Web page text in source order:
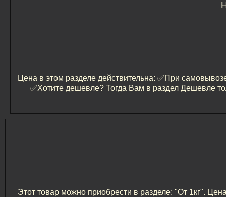
Цена в этом разделе действительна: ✅️При
✅️Хотите дешевле? Тогда Вам в раздел Дешевле
Этот товар можно приобрести в разделе: "От 1кг".